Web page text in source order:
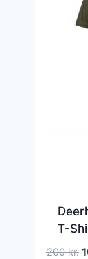
T-
200kr.